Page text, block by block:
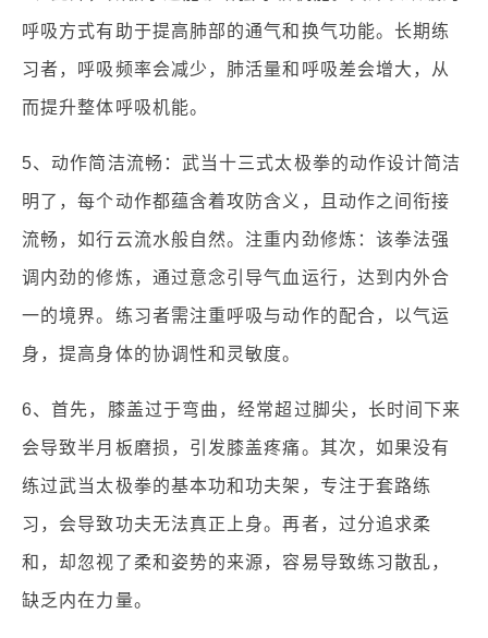
呼吸方式有助于提高肺部的通气和换气功能。长期练
习者，呼吸频率会减少，肺活量和呼吸差会增大，从
而提升整体呼吸机能。
5、动作简洁流畅：武当十三式太极拳的动作设计简洁
明了，每个动作都蕴含着攻防含义，且动作之间衔接
流畅，如行云流水般自然。注重内劲修炼：该拳法强
调内劲的修炼，通过意念引导气血运行，达到内外合
一的境界。练习者需注重呼吸与动作的配合，以气运
身，提高身体的协调性和灵敏度。
6、首先，膝盖过于弯曲，经常超过脚尖，长时间下来
会导致半月板磨损，引发膝盖疼痛。其次，如果没有
练过武当太极拳的基本功和功夫架，专注于套路练
习，会导致功夫无法真正上身。再者，过分追求柔
和，却忽视了柔和姿势的来源，容易导致练习散乱，
缺乏内在力量。